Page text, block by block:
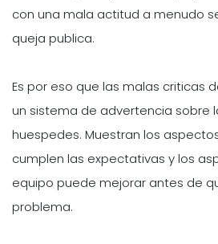
con una mala actitud a menudo
queja publica.
Es por eso que las malas criticas
un sistema de advertencia sobre
huespedes. Muestran los
cumplen las expectativas y los
equipo puede mejorar antes de
problema.